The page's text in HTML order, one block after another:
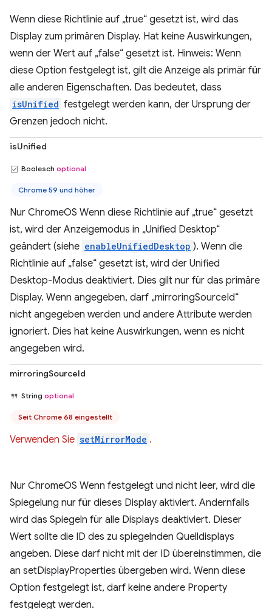
Wenn diese Richtlinie auf „true“ gesetzt ist, wird das
Display zum primären Display. Hat keine Auswirkungen,
wenn der Wert auf „false“ gesetzt ist. Hinweis: Wenn
diese Option festgelegt ist, gilt die Anzeige als primär für
alle anderen Eigenschaften. Das bedeutet, dass
isUnified festgelegt werden kann, der Ursprung der
Grenzen jedoch nicht.
isUnified
Boolesch optional
Chrome 59 und höher
Nur ChromeOS Wenn diese Richtlinie auf „true“ gesetzt
ist, wird der Anzeigemodus in „Unified Desktop“
geändert (siehe enableUnifiedDesktop ). Wenn die
Richtlinie auf „false“ gesetzt ist, wird der Unified
Desktop-Modus deaktiviert. Dies gilt nur für das primäre
Display. Wenn angegeben, darf „mirroringSourceId“
nicht angegeben werden und andere Attribute werden
ignoriert. Dies hat keine Auswirkungen, wenn es nicht
angegeben wird.
mirroringSourceId
String optional
Seit Chrome 68 eingestellt
Verwenden Sie setMirrorMode .
Nur ChromeOS Wenn festgelegt und nicht leer, wird die
Spiegelung nur für dieses Display aktiviert. Andernfalls
wird das Spiegeln für alle Displays deaktiviert. Dieser
Wert sollte die ID des zu spiegelnden Quelldisplays
angeben. Diese darf nicht mit der ID übereinstimmen, die
an setDisplayProperties übergeben wird. Wenn diese
Option festgelegt ist, darf keine andere Property
festgelegt werden.